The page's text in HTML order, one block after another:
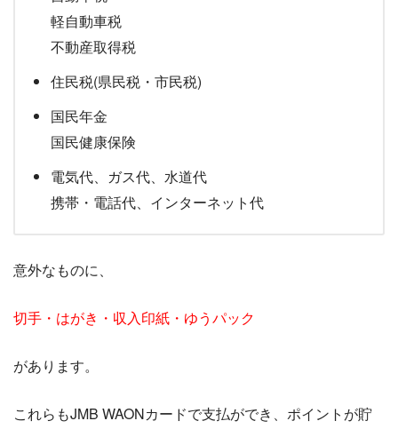
軽自動車税
不動産取得税
住民税(県民税・市民税)
国民年金
国民健康保険
電気代、ガス代、水道代
携帯・電話代、インターネット代
意外なものに、
切手・はがき・収入印紙・ゆうパック
があります。
これらもJMB WAONカードで支払ができ、ポイントが貯